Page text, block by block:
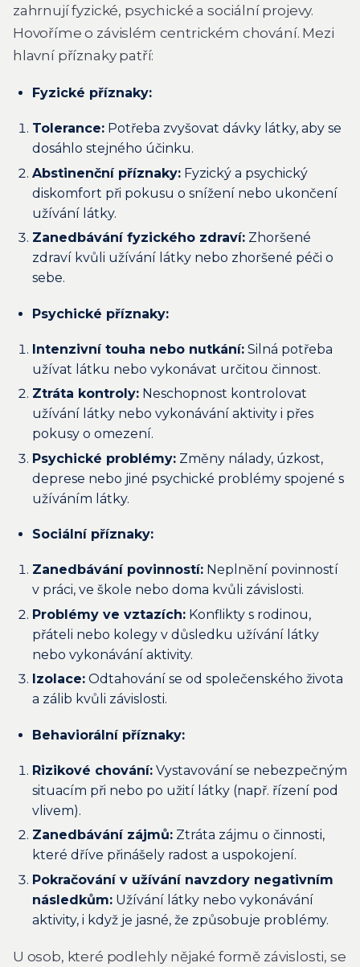
zahrnují fyzické, psychické a sociální projevy.
Hovoříme o závislém centrickém chování. Mezi
hlavní příznaky patří:
Fyzické příznaky:
Tolerance: Potřeba zvyšovat dávky látky, aby se
dosáhlo stejného účinku.
Abstinenční příznaky: Fyzický a psychický
diskomfort při pokusu o snížení nebo ukončení
užívání látky.
Zanedbávání fyzického zdraví: Zhoršené
zdraví kvůli užívání látky nebo zhoršené péči o
sebe.
Psychické příznaky:
Intenzivní touha nebo nutkání: Silná potřeba
užívat látku nebo vykonávat určitou činnost.
Ztráta kontroly: Neschopnost kontrolovat
užívání látky nebo vykonávání aktivity i přes
pokusy o omezení.
Psychické problémy: Změny nálady, úzkost,
deprese nebo jiné psychické problémy spojené s
užíváním látky.
Sociální příznaky:
Zanedbávání povinností: Neplnění povinností
v práci, ve škole nebo doma kvůli závislosti.
Problémy ve vztazích: Konflikty s rodinou,
přáteli nebo kolegy v důsledku užívání látky
nebo vykonávání aktivity.
Izolace: Odtahování se od společenského života
a zálib kvůli závislosti.
Behaviorální příznaky:
Rizikové chování: Vystavování se nebezpečným
situacím při nebo po užití látky (např. řízení pod
vlivem).
Zanedbávání zájmů: Ztráta zájmu o činnosti,
které dříve přinášely radost a uspokojení.
Pokračování v užívání navzdory negativním
následkům: Užívání látky nebo vykonávání
aktivity, i když je jasné, že způsobuje problémy.
U osob, které podlehly nějaké formě závislosti, se